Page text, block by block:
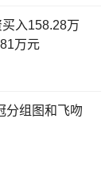
入158.28万
万元
分组图和飞吻